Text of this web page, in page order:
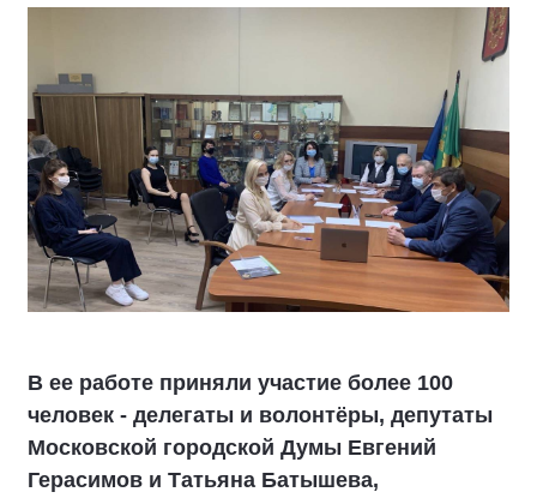
В ее работе приняли участие более 100
человек - делегаты и волонтёры, депутаты
Московской городской Думы Евгений
Герасимов и Татьяна Батышева,